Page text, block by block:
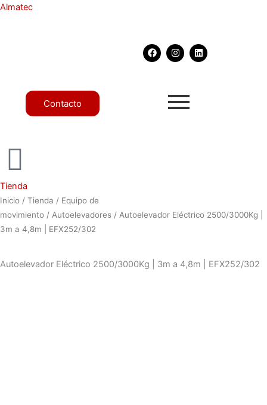
Ir
Almatec
F
a
c
I
n
s
g
r
a
L
i
n
Contacto
Tienda
Inicio / Tienda / Equipo de
movimiento / Autoelevadores / Autoelevador Eléctrico 2500/3000Kg |
3m a 4,8m | EFX252/302
Autoelevador Eléctrico 2500/3000Kg | 3m a 4,8m | EFX252/302